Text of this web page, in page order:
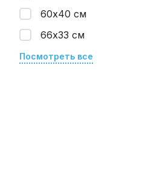
60х40 см
66х33 см
Посмотреть все